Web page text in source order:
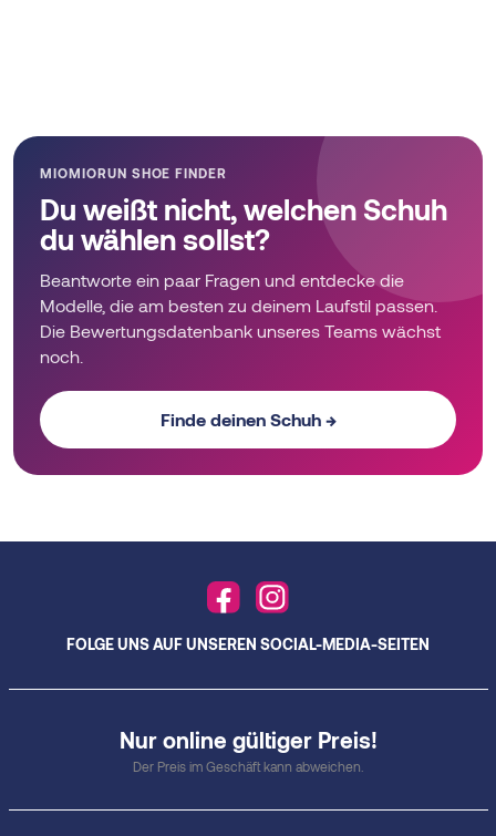
MIOMIORUN SHOE FINDER
Du weißt nicht, welchen Schuh
du wählen sollst?
Beantworte ein paar Fragen und entdecke die
Modelle, die am besten zu deinem Laufstil passen.
Die Bewertungsdatenbank unseres Teams wächst
noch.
Finde deinen Schuh →
Nur online gültiger Preis!
Der Preis im Geschäft kann abweichen.
FOLGE UNS AUF UNSEREN SOCIAL-MEDIA-SEITEN